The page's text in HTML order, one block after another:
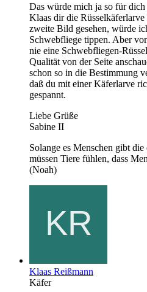
Das würde mich ja so für
Klaas dir die
zweite Bild gesehen, würde
Schwebfliege tippen. Aber
nie eine Schwebfliegen-
Qualität von der Seite
schon so in die Bestimmung
daß du mit einer Käferlarve
gespannt.
Liebe Grüße
Sabine II
Solange es Menschen gibt
müssen Tiere fühlen, dass
(Noah)
Klaas Reißmann
Käfer